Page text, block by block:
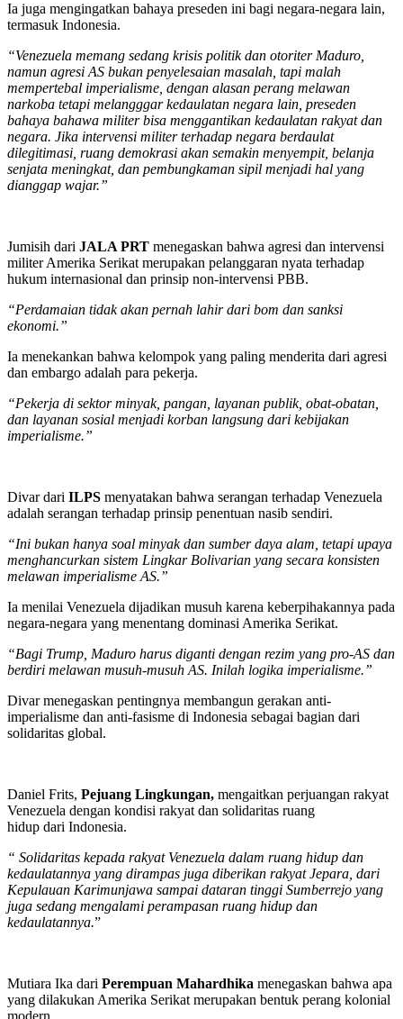
Ia juga mengingatkan bahaya preseden ini bagi negara-negara lain,
termasuk Indonesia.
“Venezuela memang sedang krisis politik dan otoriter Maduro,
namun agresi AS bukan penyelesaian masalah, tapi malah
mempertebal imperialisme, dengan alasan perang melawan
narkoba tetapi melangggar kedaulatan negara lain, preseden
bahaya bahawa militer bisa menggantikan kedaulatan rakyat dan
negara. Jika intervensi militer terhadap negara berdaulat
dilegitimasi, ruang demokrasi akan semakin menyempit, belanja
senjata meningkat, dan pembungkaman sipil menjadi hal yang
dianggap wajar.”
Jumisih dari JALA PRT menegaskan bahwa agresi dan intervensi
militer Amerika Serikat merupakan pelanggaran nyata terhadap
hukum internasional dan prinsip non-intervensi PBB.
“Perdamaian tidak akan pernah lahir dari bom dan sanksi
ekonomi.”
Ia menekankan bahwa kelompok yang paling menderita dari agresi
dan embargo adalah para pekerja.
“Pekerja di sektor minyak, pangan, layanan publik, obat-obatan,
dan layanan sosial menjadi korban langsung dari kebijakan
imperialisme.”
Divar dari ILPS menyatakan bahwa serangan terhadap Venezuela
adalah serangan terhadap prinsip penentuan nasib sendiri.
“Ini bukan hanya soal minyak dan sumber daya alam, tetapi upaya
menghancurkan sistem Lingkar Bolivarian yang secara konsisten
melawan imperialisme AS.”
Ia menilai Venezuela dijadikan musuh karena keberpihakannya pada
negara-negara yang menentang dominasi Amerika Serikat.
“Bagi Trump, Maduro harus diganti dengan rezim yang pro-AS dan
berdiri melawan musuh-musuh AS. Inilah logika imperialisme.”
Divar menegaskan pentingnya membangun gerakan anti-
imperialisme dan anti-fasisme di Indonesia sebagai bagian dari
solidaritas global.
Daniel Frits, Pejuang Lingkungan, mengaitkan perjuangan rakyat
Venezuela dengan kondisi rakyat dan solidaritas ruang
hidup dari Indonesia.
“ Solidaritas kepada rakyat Venezuela dalam ruang hidup dan
kedaulatannya yang dirampas juga diberikan rakyat Jepara, dari
Kepulauan Karimunjawa sampai dataran tinggi Sumberrejo yang
juga sedang mengalami perampasan ruang hidup dan
kedaulatannya.”
Mutiara Ika dari Perempuan Mahardhika menegaskan bahwa apa
yang dilakukan Amerika Serikat merupakan bentuk perang kolonial